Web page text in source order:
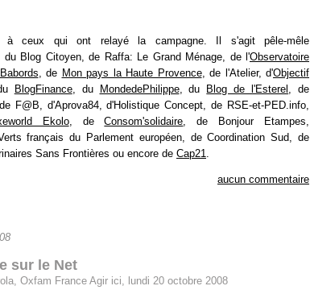
à ceux qui ont relayé la campagne. Il s'agit pêle-mêle
, du Blog Citoyen, de Raffa: Le Grand Ménage, de l'Observatoire
, de Mon pays la Haute Provence, de l'Atelier, d'Objectif
BlogFinance, du MondedePhilippe, du Blog de l'Esterel , de
F@B, d'Aprova84, d'Holistique Concept, de RSE-et-PED.info,
Ekolo, deConsom'solidaire , de Bonjour Etampes,
français du Parlement européen, de Coordination Sud, de
Sans Frontières ou encore de Cap21
aucun commentaire
sur le Net
Oxfam France Agir ici, lundi 20 octobre 2008